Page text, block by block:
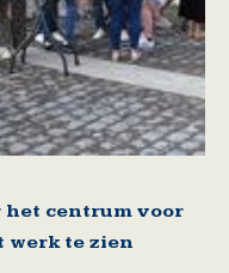
het centrum voor
werk te zien